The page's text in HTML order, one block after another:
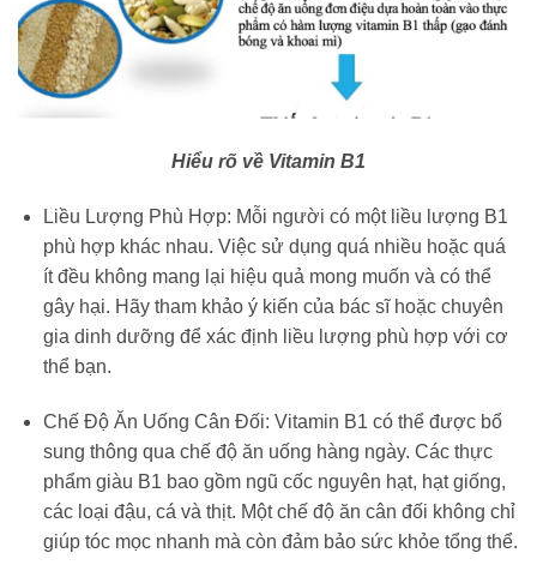
Hiểu rõ về Vitamin B1
Liều Lượng Phù Hợp: Mỗi người có một liều lượng B1
phù hợp khác nhau. Việc sử dụng quá nhiều hoặc quá
ít đều không mang lại hiệu quả mong muốn và có thể
gây hại. Hãy tham khảo ý kiến của bác sĩ hoặc chuyên
gia dinh dưỡng để xác định liều lượng phù hợp với cơ
thể bạn.
Chế Độ Ăn Uống Cân Đối: Vitamin B1 có thể được bổ
sung thông qua chế độ ăn uống hàng ngày. Các thực
phẩm giàu B1 bao gồm ngũ cốc nguyên hạt, hạt giống,
các loại đậu, cá và thịt. Một chế độ ăn cân đối không chỉ
giúp tóc mọc nhanh mà còn đảm bảo sức khỏe tổng thể.